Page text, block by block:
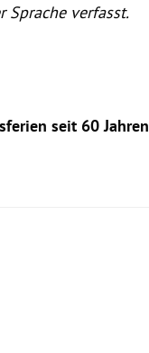
verfasst.
seit 60 Jahren